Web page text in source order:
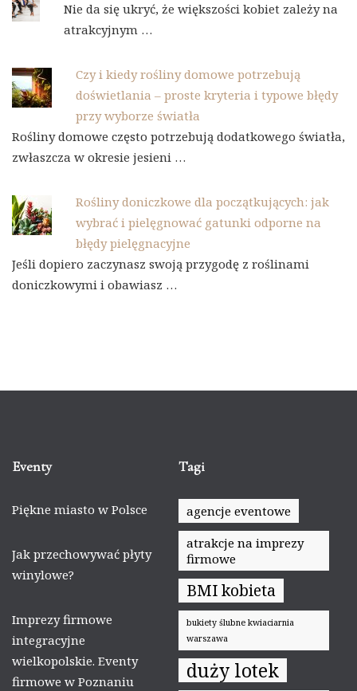
Nie da się ukryć, że większości kobiet zależy na
atrakcyjnym …
Czy i kiedy rośliny domowe potrzebują
doświetlania – proste kryteria i typowe błędy
przy wyborze światła
Rośliny domowe często potrzebują dodatkowego światła,
zwłaszcza w okresie jesieni …
Rośliny doniczkowe dla początkujących: jak
wybrać i pielęgnować gatunki odporne na
błędy pielęgnacyjne
Jeśli dopiero zaczynasz swoją przygodę z roślinami
doniczkowymi i obawiasz …
Eventy
Piękne miasto w Polsce
Jak przechowywać płyty
winylowe?
Imprezy firmowe
integracyjne
wielkopolskie. Eventy
firmowe w Poznaniu
Tagi
agencje eventowe
atrakcje na imprezy
firmowe
BMI kobieta
bukiety ślubne kwiaciarnia
warszawa
duży lotek